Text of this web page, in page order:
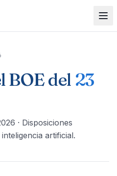
BOE del 23
· Disposiciones
artificial.